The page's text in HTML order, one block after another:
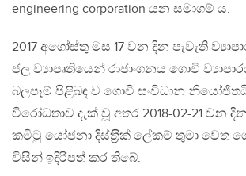
engineering corporation යන සමාගම් ය.
2017 අගෝස්තු මස 17 වන දින පැවැති
ජල ව්‍යාපෘතියෙන් රාජාංගනය ගොවි
බලපෑම් පිළිබඳ ව ගොවි සංවිධාන
විරෝධතාව දැක් වූ අතර 2018-02-21 වන
කමිටු යෝජනා දිස්ත‍්‍රික් ලේකම් තුමා වෙත
විසින් ඉදිරිපත් කර තිබේ.